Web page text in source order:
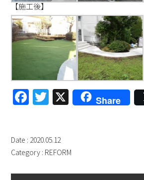
【施工後】
Facebook
Twitter
X Share
Date : 2020.05.12
Category : REFORM